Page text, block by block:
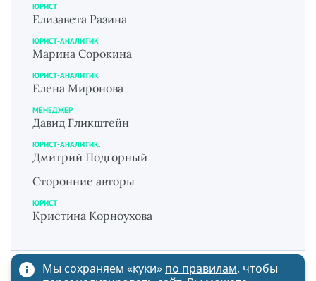
ЮРИСТ
Елизавета Разина
ЮРИСТ-АНАЛИТИК
Марина Сорокина
ЮРИСТ-АНАЛИТИК
Елена Миронова
МЕНЕДЖЕР
Давид Гликштейн
ЮРИСТ-АНАЛИТИК.
Дмитрий Подгорный
Сторонние авторы
ЮРИСТ
Кристина Корноухова
Мы сохраняем «куки» по правилам, чтобы